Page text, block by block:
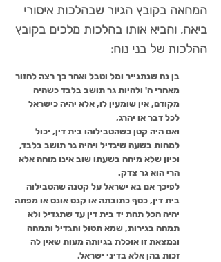
המחאה בקובץ הגיור שבהלכות איסורי
ביאה, והביא אותו בהלכות מלכים בקובץ
ההלכות של בני נוח:
בן נח שנתגייר ומל וטבל ואחר כך רצה לחזור
מאחרי ה' ולהיות גר תושב בלבד כשהיה
מקודם, אין שומעין לו, אלא יהיה כישראל
לכל דבר או יהרג,
ואם היה קטן כשהטבילוהו בית דין, יכול
למחות בשעה שיגדיל ויהיה גר תושב בלבד,
וכיון שלא מיחה בשעתו שוב אינו מוחה אלא
הרי הוא גר צדק.
לפיכך אם בא ישראל על קטנה שהטבילוה
בית דין, כסף כתובתה או קנס אונס או מפתה
יהיה הכל תחת יד בית דין עד שתגדיל ולא
תמחה בגירות, שמא תטול ותגדיל ותמחה
ונמצאת זו אוכלת בגיותה מעות שאין לה
זכות בהן אלא בדיני ישראל.